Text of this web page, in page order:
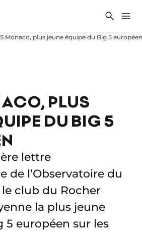
Monaco, plus jeune équipe du Big 5 européen
PLUS
DU BIG 5
lettre
de l’Observatoire du
club du Rocher
la plus jeune
5 européen sur les